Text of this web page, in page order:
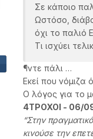
Σε κάποιο
Ωστόσο,
όχι το παλιό
Τι ισχύει
¶ντε πάλι …
Εκεί που νόμιζα
Ο λόγος για το
4ΤΡΟΧΟΙ - 06/
“Στην
κινούσε την